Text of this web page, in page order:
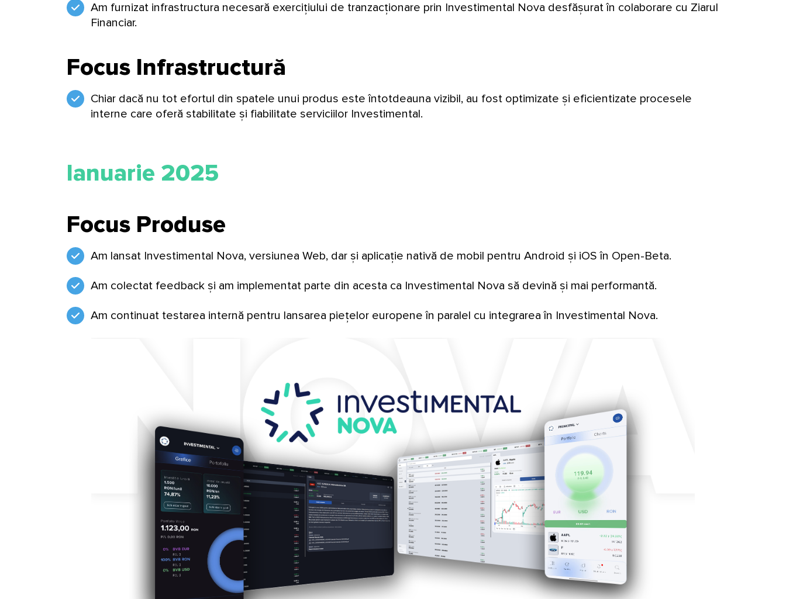
Am furnizat infrastructura necesară exercițiului de tranzacționare prin Investimental Nova desfășurat în colaborare cu Ziarul
Financiar.
Focus Infrastructură
Chiar dacă nu tot efortul din spatele unui produs este întotdeauna vizibil, au fost optimizate și eficientizate procesele
interne care oferă stabilitate și fiabilitate serviciilor Investimental.
Ianuarie 2025
Focus Produse
Am lansat Investimental Nova, versiunea Web, dar și aplicație nativă de mobil pentru Android și iOS în Open-Beta.
Am colectat feedback și am implementat parte din acesta ca Investimental Nova să devină și mai performantă.
Am continuat testarea internă pentru lansarea piețelor europene în paralel cu integrarea în Investimental Nova.